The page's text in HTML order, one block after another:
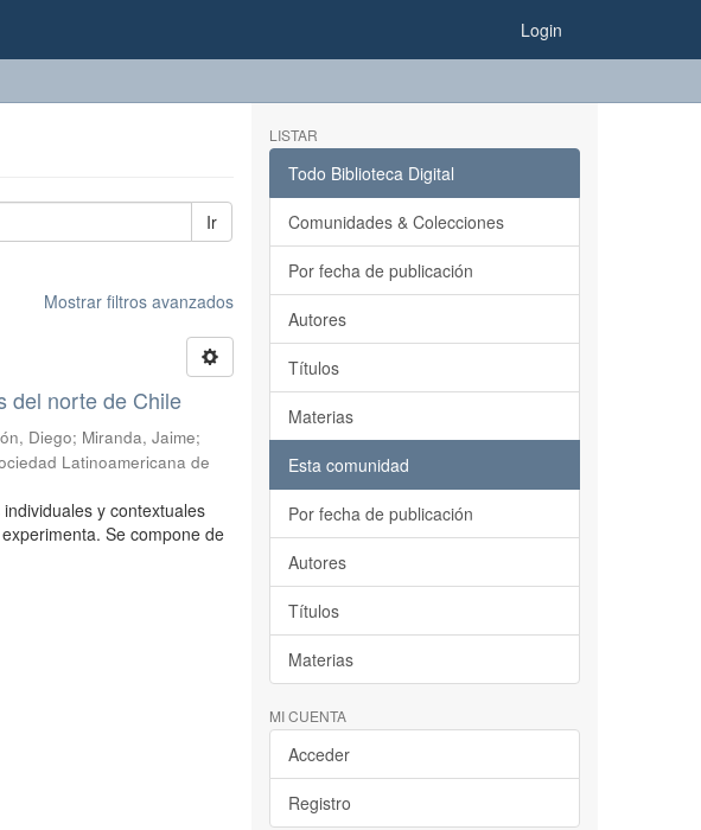
Login
Ir
Mostrar filtros avanzados
del norte de Chile
Diego; Miranda, Jaime;
Latinoamericana de
y contextuales
Se compone de
LISTAR
Todo Biblioteca Digital
Comunidades & Colecciones
Por fecha de publicación
Autores
Títulos
Materias
Esta comunidad
Por fecha de publicación
Autores
Títulos
Materias
MI CUENTA
Acceder
Registro